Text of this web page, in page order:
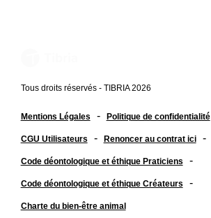
Tous droits réservés - TIBRIA 2026
Mentions Légales - Politique de confidentialité
CGU Utilisateurs - Renoncer au contrat ici -
Code déontologique et éthique Praticiens -
Code déontologique et éthique Créateurs -
Charte du bien-être animal